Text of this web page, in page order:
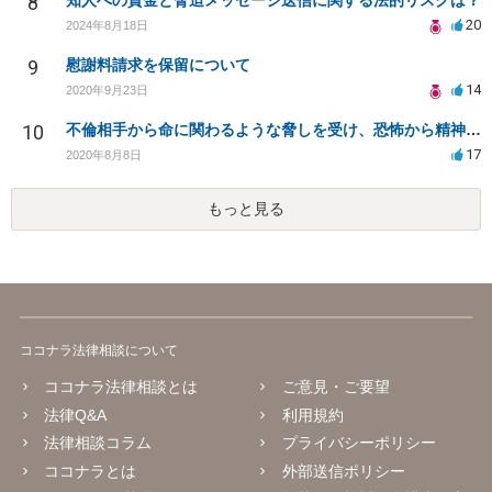
2024年8月18日 20
9 慰謝料請求を保留について
2020年9月23日 14
10 不倫相手から命に関わるような脅しを受け、恐怖から精神的にまいっています。
2020年8月8日 17
もっと見る
ココナラ法律相談について
ココナラ法律相談とは
法律Q&A
法律相談コラム
ココナラとは
ご意見・ご要望
利用規約
プライバシーポリシー
外部送信ポリシー